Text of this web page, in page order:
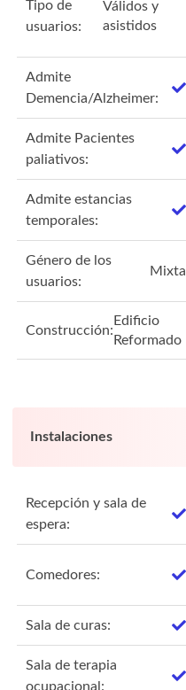
Tipo de
usuarios:
Válidos y
asistidos
Admite
Demencia/Alzheimer:
Admite Pacientes
paliativos:
Admite estancias
temporales:
Género de los
usuarios:
Mixta
Construcción:
Edificio
Reformado
Instalaciones
Recepción y sala de
espera:
Comedores:
Sala de curas:
Sala de terapia
ocupacional: